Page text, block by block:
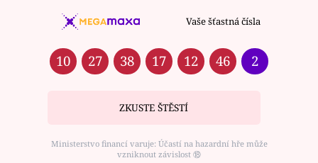
Vaše šťastná čísla
10 27 38 17 12 46 2
ZKUSTE ŠTĚSTÍ
Ministerstvo financí varuje: Účastí na hazardní hře může
vzniknout závislost ⑱